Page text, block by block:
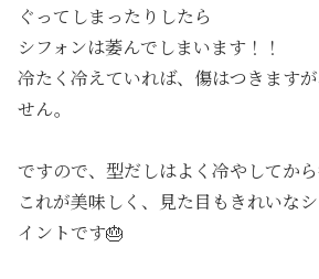
ぐってしまったりしたら
シフォンは萎んでしまいます！！
冷たく冷えていれば、傷はつきます
せん。
ですので、型だしはよく冷やしてから
これが美味しく、見た目もきれいな
イントです🎂